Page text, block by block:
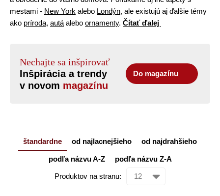
mestami - New York alebo Londýn, ale existujú aj ďalšie témy
ako príroda, autá alebo ornamenty. Čítať ďalej
Nechajte sa inšpirovať
Inšpirácia a trendy
v novom magazínu
Do magazínu
štandardne od najlacnejšieho od najdrahšieho
podľa názvu A-Z podľa názvu Z-A
Produktov na stranu: